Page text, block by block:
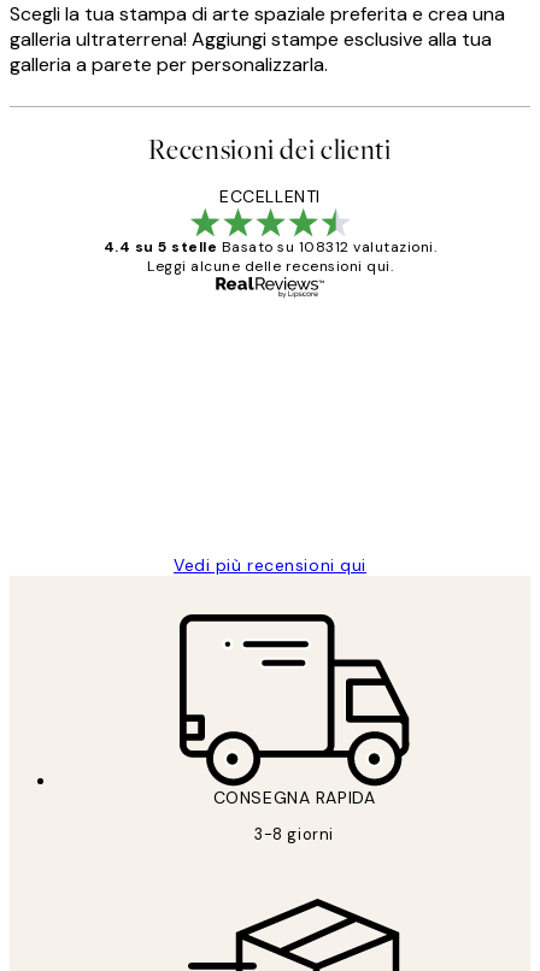
Scegli la tua stampa di arte spaziale preferita e crea una
galleria ultraterrena! Aggiungi stampe esclusive alla tua
galleria a parete per personalizzarla.
Recensioni dei clienti
ECCELLENTI
4.4 su 5 stelle Basato su 108312 valutazioni.
Leggi alcune delle recensioni qui.
Vedi più recensioni qui
CONSEGNA RAPIDA
3-8 giorni